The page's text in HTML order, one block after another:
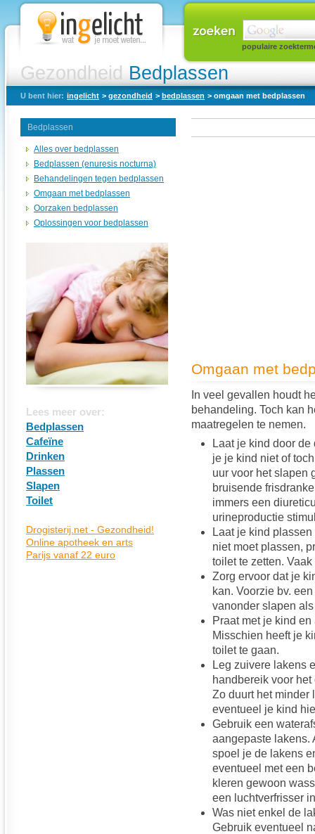
Gezondheid Bedplassen
populaire
U bent hier: ingelicht > gezondheid > bedplassen > omgaan met bedplassen
Bedplassen
Alles over bedplassen
Bedplassen (enuresis nocturna)
Behandelingen tegen bedplassen
Omgaan met bedplassen
Oorzaken bedplassen
Oplossingen voor bedplassen
Lees meer over:
Bedplassen
Cafeïne
Drinken
Plassen
Slapen
Toilet
Omgaan met
In veel gevallen houdt
behandeling. Toch kan
maatregelen te nemen.
Laat je kind door
je je kind niet of
uur voor het slapen
bruisende
immers een
urineproductie
Laat je kind
niet moet plassen,
toilet te zetten.
Zorg ervoor dat je
kan. Voorzie bv.
vanonder slapen
Praat met je kind
Misschien heeft je
toilet te gaan.
Leg zuivere lakens
handbereik voor
Zo duurt het minder
eventueel je kind
Gebruik een
aangepaste lakens.
spoel je de lakens
eventueel met een
kleren gewoon
een luchtverfrisser
Was niet enkel de
Gebruik eventueel